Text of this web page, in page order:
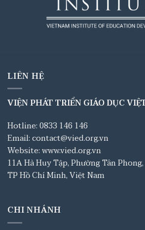
LIÊN HỆ
VIỆN PHÁT TRIỂN GIÁO DỤC
Hotline: 0833 146 146
Email: contact@vied.org.vn
Website: www.vied.org.vn
11A Hà Huy Tập, Phường Tân
TP Hồ Chí Minh, Việt Nam
CHI NHÁNH